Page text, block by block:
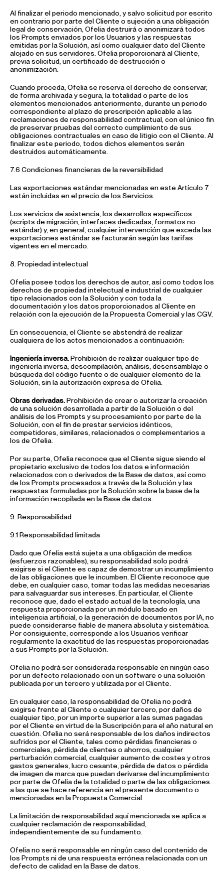
Al finalizar el periodo mencionado, y salvo solicitud por escrito
en contrario por parte del Cliente o sujeción a una obligación
legal de conservación, Ofelia destruirá o anonimizará todos
los Prompts enviados por los Usuarios y las respuestas
emitidas por la Solución, así como cualquier dato del Cliente
alojado en sus servidores. Ofelia proporcionará al Cliente,
previa solicitud, un certificado de destrucción o
anonimización.
Cuando proceda, Ofelia se reserva el derecho de conservar,
de forma archivada y segura, la totalidad o parte de los
elementos mencionados anteriormente, durante un periodo
correspondiente al plazo de prescripción aplicable a las
reclamaciones de responsabilidad contractual, con el único fin
de preservar pruebas del correcto cumplimiento de sus
obligaciones contractuales en caso de litigio con el Cliente. Al
finalizar este periodo, todos dichos elementos serán
destruidos automáticamente.
7.6 Condiciones financieras de la reversibilidad
Las exportaciones estándar mencionadas en este Artículo 7
están incluidas en el precio de los Servicios.
Los servicios de asistencia, los desarrollos específicos
(scripts de migración, interfaces dedicadas, formatos no
estándar) y, en general, cualquier intervención que exceda las
exportaciones estándar se facturarán según las tarifas
vigentes en el mercado.
8. Propiedad intelectual
Ofelia posee todos los derechos de autor, así como todos los
derechos de propiedad intelectual e industrial de cualquier
tipo relacionados con la Solución y con toda la
documentación y los datos proporcionados al Cliente en
relación con la ejecución de la Propuesta Comercial y las CGV.
En consecuencia, el Cliente se abstendrá de realizar
cualquiera de los actos mencionados a continuación:
Ingeniería inversa.Prohibición de realizar cualquier tipo de
ingeniería inversa, descompilación, análisis, desensamblaje o
búsqueda del código fuente o de cualquier elemento de la
Solución, sin la autorización expresa de Ofelia.
Obras derivadas.Prohibición de crear o autorizar la creación
de una solución desarrollada a partir de la Solución o del
análisis de los Prompts y su procesamiento por parte de la
Solución, con el fin de prestar servicios idénticos,
competidores, similares, relacionados o complementarios a
los de Ofelia.
Por su parte, Ofelia reconoce que el Cliente sigue siendo el
propietario exclusivo de todos los datos e información
relacionados con o derivados de la Base de datos, así como
de los Prompts procesados a través de la Solución y las
respuestas formuladas por la Solución sobre la base de la
información recopilada en la Base de datos.
9. Responsabilidad
9.1 Responsabilidad limitada
Dado que Ofelia está sujeta a una obligación de medios
(esfuerzos razonables), su responsabilidad solo podrá
exigirse si el Cliente es capaz de demostrar un incumplimiento
de las obligaciones que le incumben. El Cliente reconoce que
debe, en cualquier caso, tomar todas las medidas necesarias
para salvaguardar sus intereses. En particular, el Cliente
reconoce que, dado el estado actual de la tecnología, una
respuesta proporcionada por un módulo basado en
inteligencia artificial, o la generación de documentos por IA, no
puede considerarse fiable de manera absoluta y sistemática.
Por consiguiente, corresponde a los Usuarios verificar
regularmente la exactitud de las respuestas proporcionadas
a sus Prompts por la Solución.
Ofelia no podrá ser considerada responsable en ningún caso
por un defecto relacionado con un software o una solución
publicada por un tercero y utilizada por el Cliente.
En cualquier caso, la responsabilidad de Ofelia no podrá
exigirse frente al Cliente o cualquier tercero, por daños de
cualquier tipo, por un importe superior a las sumas pagadas
por el Cliente en virtud de la Suscripción para el año natural en
cuestión. Ofelia no será responsable de los daños indirectos
sufridos por el Cliente, tales como pérdidas financieras o
comerciales, pérdida de clientes o ahorros, cualquier
perturbación comercial, cualquier aumento de costes y otros
gastos generales, lucro cesante, pérdida de datos o pérdida
de imagen de marca que puedan derivarse del incumplimiento
por parte de Ofelia de la totalidad o parte de las obligaciones
a las que se hace referencia en el presente documento o
mencionadas en la Propuesta Comercial.
La limitación de responsabilidad aquí mencionada se aplica a
cualquier reclamación de responsabilidad,
independientemente de su fundamento.
Ofelia no será responsable en ningún caso del contenido de
los Prompts ni de una respuesta errónea relacionada con un
defecto de calidad en la Base de datos.